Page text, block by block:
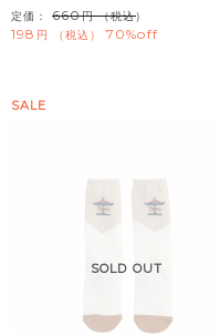
定価： 660 （税込）
198 税込 70%off
SOLD OUT
SALE